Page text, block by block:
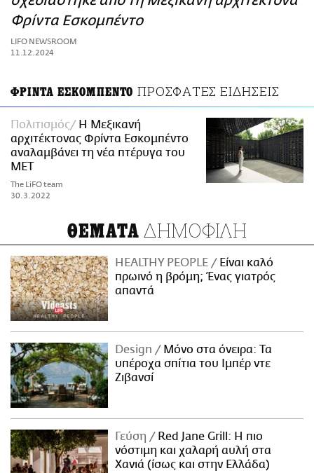
ΑΜΠΑ
PRINT
Φρίντα Εσκομπέντο
LIFO NEWSROOM
11.12.2024
ΦΡΙΝΤΑ ΕΣΚΟΜΠΕΝΤΟ ΠΡΟΣΦΑΤΕΣ ΕΙΔΗΣΕΙΣ
Πολιτισμός
Η Μεξικανή
αρχιτέκτονας Φρίντα Εσκομπέντο
αναλαμβάνει τη νέα πτέρυγα του
ΜΕΤ
The LiFO team
30.3.2022
ΘΕΜΑΤΑ ΔΗΜΟΦΙΛΗ
HEALTHY PEOPLE
Είναι καλό
πρωινό η βρόμη; Ένας γιατρός
απαντά
Design
Μόνο στα όνειρα: Τα
υπέροχα σπίτια του Ιμπέρ ντε
Ζιβανσί
Γεύση
Red Jane Grill: Η πιο
νόστιμη και χαλαρή αυλή στα
Χανιά (ίσως και στην Ελλάδα)